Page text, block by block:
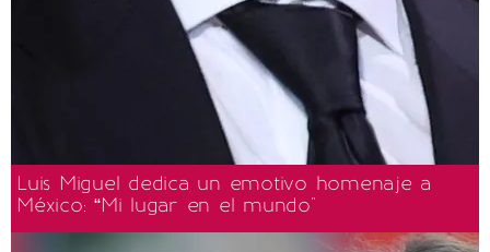
Luis Miguel dedica un emotivo homenaje a
México: “Mi lugar en el mundo"